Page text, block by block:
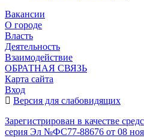
Вакансии
О городе
Власть
Деятельность
Взаимодействие
ОБРАТНАЯ СВЯЗЬ
Карта сайта
Вход
Версия для слабовидящих
Зарегистрирован в качестве
серия Эл №ФС77-88676 от 08